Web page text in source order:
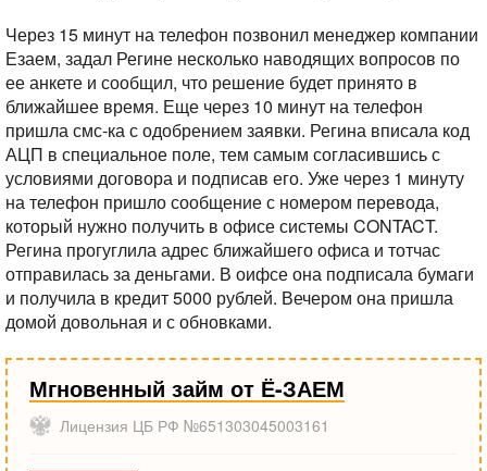
Через 15 минут на телефон позвонил менеджер компании
Езаем, задал Регине несколько наводящих вопросов по
ее анкете и сообщил, что решение будет принято в
ближайшее время. Еще через 10 минут на телефон
пришла смс-ка с одобрением заявки. Регина вписала код
АЦП в специальное поле, тем самым согласившись с
условиями договора и подписав его. Уже через 1 минуту
на телефон пришло сообщение с номером перевода,
который нужно получить в офисе системы CONTACT.
Регина прогуглила адрес ближайшего офиса и тотчас
отправилась за деньгами. В оифсе она подписала бумаги
и получила в кредит 5000 рублей. Вечером она пришла
домой довольная и с обновками.
Мгновенный займ от Ё-ЗАЕМ
Лицензия ЦБ РФ №651303045003161